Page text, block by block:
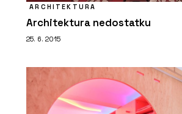
ARCHITEKTURA
Architektura nedostatku
25. 6. 2015